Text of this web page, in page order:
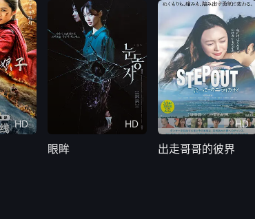
HD HD
眼眸
HD
出走哥哥的彼界